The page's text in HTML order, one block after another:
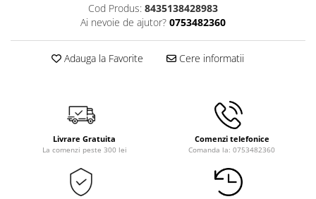
Cod Produs: 8435138428983
Ai nevoie de ajutor? 0753482360
Adauga la Favorite Cere informatii
Livrare Gratuita
La comenzi peste 300 lei
Comenzi telefonice
Comanda la: 0753482360